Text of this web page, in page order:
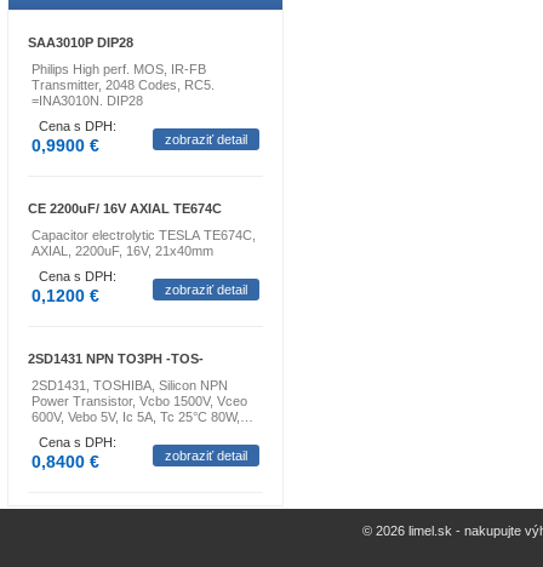
SAA3010P DIP28
Philips High perf. MOS, IR-FB
Transmitter, 2048 Codes, RC5.
=INA3010N. DIP28
Cena s DPH:
0,9900 € zobraziť detail
CE 2200uF/ 16V AXIAL TE674C
Capacitor electrolytic TESLA TE674C,
AXIAL, 2200uF, 16V, 21x40mm
Cena s DPH:
0,1200 € zobraziť detail
2SD1431 NPN TO3PH -TOS-
2SD1431, TOSHIBA, Silicon NPN
Power Transistor, Vcbo 1500V, Vceo
600V, Vebo 5V, Ic 5A, Tc 25°C 80W,…
Cena s DPH:
0,8400 € zobraziť detail
© 2026 limel.sk - nakupujte